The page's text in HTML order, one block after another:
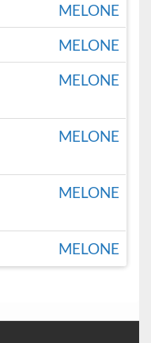
MELONE
MELONE
MELONE
MELONE
MELONE
MELONE